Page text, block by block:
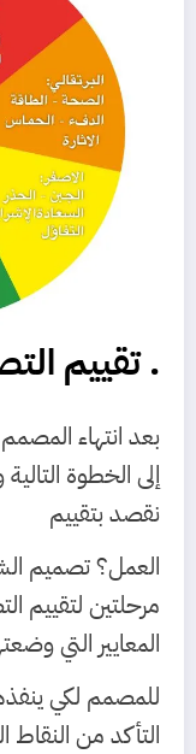
. تقييم
بعد انتهاء
إلى الخطوة
نقصد بتقييم
العمل؟ تصميم
مرحلتين لتقييم
المعايير التي
للمصمم لكي
التأكد من النقاط